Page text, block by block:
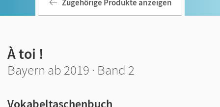
Zugehörige Produkte anzeigen
À toi !
Bayern ab 2019 · Band 2
Vokabeltaschenbuch